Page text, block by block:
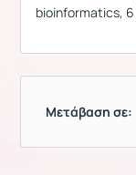
bioinformatics,
Μετάβαση σε: